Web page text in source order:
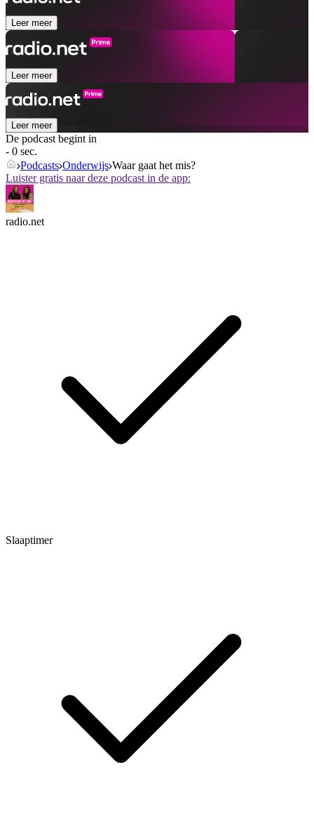
Leer meer
Leer meer
Leer meer
De podcast begint in
- 0 sec.
Podcasts Onderwijs Waar gaat het mis?
Luister gratis naar deze podcast in de app:
radio.net
Slaaptimer